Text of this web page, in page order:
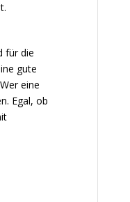
für die
gute
Wer eine
Egal, ob